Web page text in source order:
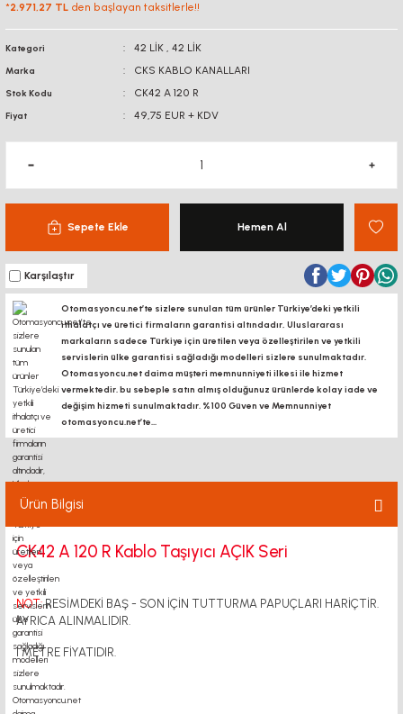
*2.971,27 TL den başlayan taksitlerle!!
Kategori 42 LİK , 42 LİK
Marka CKS KABLO KANALLARI
Stok Kodu CK42 A 120 R
Fiyat 49,75 EUR + KDV
Sepete Ekle Hemen Al
Karşılaştır
Otomasyoncu.net’te sizlere sunulan tüm ürünler Türkiye’deki yetkili
ithalatçı ve üretici firmaların garantisi altındadır, Uluslararası
markaların sadece Türkiye için üretilen veya özelleştirilen ve yetkili
servislerin ülke garantisi sağladığı modelleri sizlere sunulmaktadır.
Otomasyoncu.net daima müşteri memnunniyeti ilkesi ile hizmet
vermektedir. bu sebeple satın almış olduğunuz ürünlerde kolay iade ve
değişim hizmeti sunulmaktadır. %100 Güven ve Memnunniyet
otomasyoncu.net’te...
Ürün Bilgisi
CK42 A 120 R Kablo Taşıyıcı AÇIK Seri
NOT:RESİMDEKİ BAŞ - SON İÇİN TUTTURMA PAPUÇLARI HARİÇTİR.
AYRICA ALINMALIDIR.
1 METRE FİYATIDIR.